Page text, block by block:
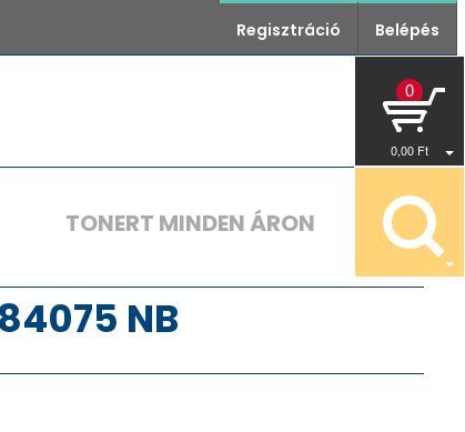
Regisztráció Belépés
0
0,00 Ft
TONERT MINDEN ÁRON
NB